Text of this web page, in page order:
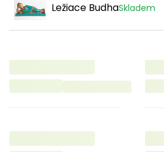
Ležiace BudhaSkladem